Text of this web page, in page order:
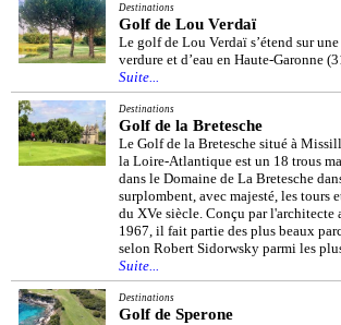
Destinations
Golf de Lou Verdaï
Le golf de Lou Verdaï s’étend sur
verdure et d’eau en Haute-Garonne
Suite...
Destinations
Golf de la Bretesche
Le Golf de la Bretesche situé à
la Loire-Atlantique est un 18 trous
dans le Domaine de La Bretesche
surplombent, avec majesté, les tours
du XVe siècle. Conçu par l'architecte
1967, il fait partie des plus beaux
selon Robert Sidorwsky parmi les
Suite...
Destinations
Golf de Sperone